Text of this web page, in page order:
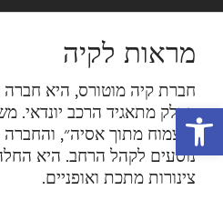
פתח סרגל נגישות
מראות לקיה
חברת קיה מוטורס, היא
כחלק מתאגיד הרכב יונדאי.
״לצמוח מתוך אסיה״, והחברה
נוסעים לקהל הרחב. היא
צינורות מתכת ואופניים.